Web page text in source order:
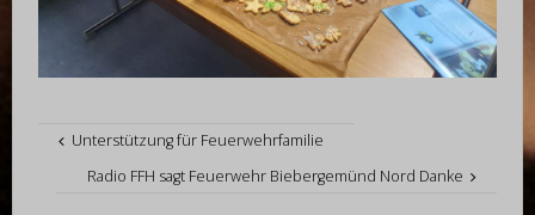
Unterstützung für Feuerwehrfamilie
Radio FFH sagt Feuerwehr Biebergemünd Nord Danke